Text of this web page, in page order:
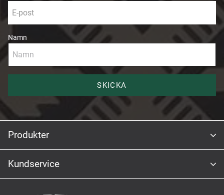
Namn
SKICKA
Produkter
Kundservice